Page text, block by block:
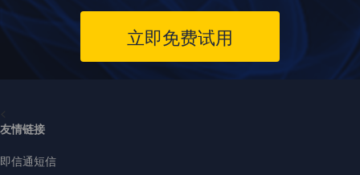
立即免费试用
<
友情链接
即信通短信